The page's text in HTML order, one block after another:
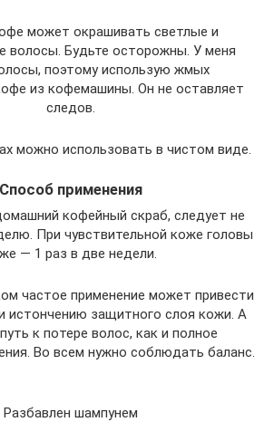
может окрашивать светлые и
волосы. Будьте осторожны. У меня
поэтому использую жмых
из кофемашины. Он не оставляет
следов.
можно использовать в чистом виде.
Способ применения
кофейный скраб, следует не
При чувствительной коже головы
— 1 раз в две недели.
частое применение может привести
истончению защитного слоя кожи. А
к потере волос, как и полное
Во всем нужно соблюдать баланс.
Разбавлен шампунем